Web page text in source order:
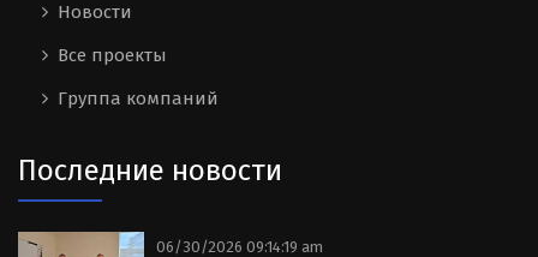
Новости
Все проекты
Группа компаний
Последние новости
06/30/2026 09:14:19 am